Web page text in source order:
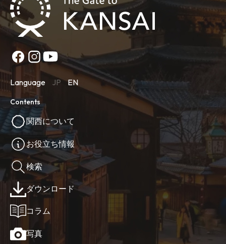
Language JP EN
Contents
関西について
お役立ち情報
検索
ダウンロード
コラム
写真